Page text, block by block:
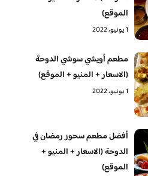
الموقع)
1 يونيو، 2022
مطعم أويشي سوشي الدوحة
(الاسعار + المنيو + الموقع)
1 يونيو، 2022
أفضل مطعم سحور رمضان في
الدوحة (الاسعار + المنيو +
الموقع)